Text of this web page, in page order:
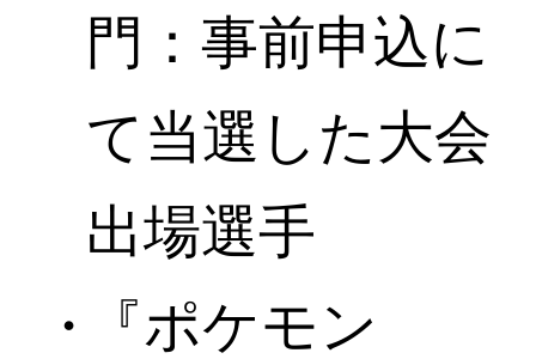
門：事前申込に
て当選した大会
出場選手
『ポケモン